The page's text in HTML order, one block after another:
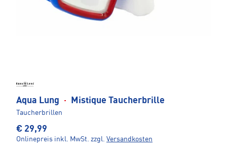
Aqua Lung · Mistique Taucherbrille
Taucherbrillen
€ 29,99
Onlinepreis inkl. MwSt. zzgl. Versandkosten